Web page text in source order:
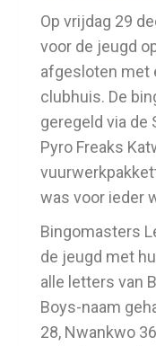
Op vrijdag 29
voor de jeugd
afgesloten met
clubhuis. De
geregeld via de
Pyro Freaks
was voor ieder
Bingomasters
de jeugd met
alle letters van
Boys-naam
28, Nwankwo